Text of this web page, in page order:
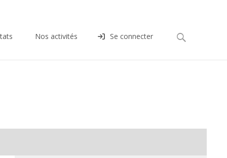
Nos activités Se connecter Rechercher :